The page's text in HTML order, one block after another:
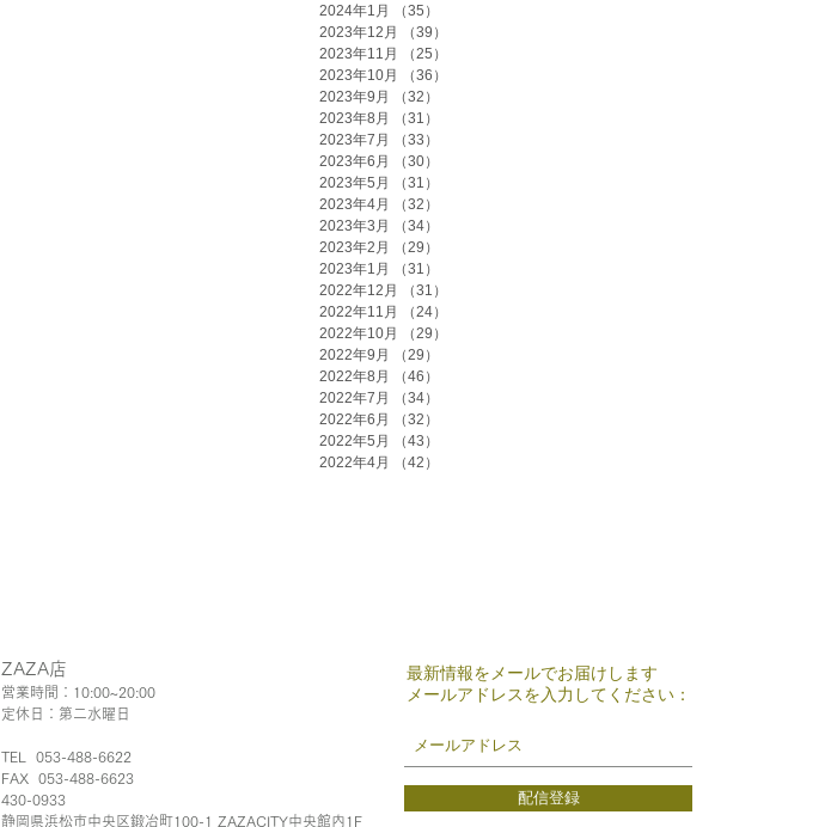
2024年1月
（35）
2023年12月
（39）
2023年11月
（25）
2023年10月
（36）
2023年9月
（32）
2023年8月
（31）
2023年7月
（33）
2023年6月
（30）
2023年5月
（31）
2023年4月
（32）
2023年3月
（34）
2023年2月
（29）
2023年1月
（31）
2022年12月
（31）
2022年11月
（24）
2022年10月
（29）
2022年9月
（29）
2022年8月
（46）
2022年7月
（34）
2022年6月
（32）
2022年5月
（43）
2022年4月
（42）
ZAZA店
営業時間：10:00~20:00
定休日：第二水曜日
TEL 053-488-6622
FAX 053-488-6623
430-0933
静岡県浜松市中​央 区鍛冶町100-1 ZAZACITY中央館内1F
最新情報をメールでお届けします
メールアドレスを入力してください：
配信登録